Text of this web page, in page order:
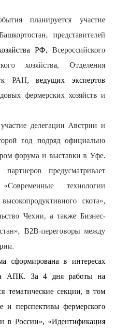
планируется участие
представителей
РФ, Всероссийского
хозяйства, Отделения
РАН, ведущих экспертов
фермерских хозяйств и
делегации Австрии и
год подряд официально
форума и выставки в Уфе.
предусматривает
технологии
скота»,
Чехии, а также Бизнес-
В2В-переговоры между
сформирована в интересах
АПК. За 4 дня работы на
тематические секции, в том
и перспективы фермерского
в России», «Идентификация